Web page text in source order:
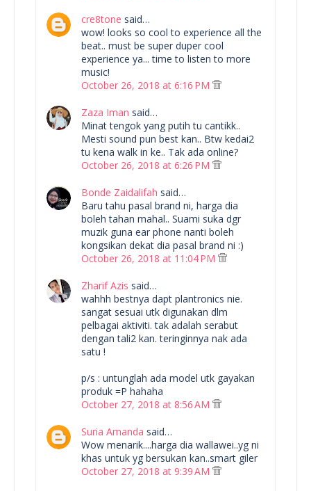
cre8tone said…
wow! looks so cool to experience all the
beat.. must be super duper cool
experience ya... time to listen to more
music!
October 26, 2018 at 6:16 PM
Zaza Iman said…
Minat tengok yang putih tu cantikk..
Mesti sound pun best kan.. Btw kedai2
tu kena walk in ke.. Tak ada online?
October 26, 2018 at 6:26 PM
Bonde Zaidalifah said…
Baru tahu pasal brand ni, harga dia
boleh tahan mahal.. Suami suka dgr
muzik guna ear phone nanti boleh
kongsikan dekat dia pasal brand ni :)
October 26, 2018 at 11:04 PM
Zharif Azis said…
wahhh bestnya dapt plantronics nie.
sangat sesuai utk digunakan dlm
pelbagai aktiviti. tak adalah serabut
dengan tali2 kan. teringinnya nak ada
satu !
p/s : untunglah ada model utk gayakan
produk =P hahaha
October 27, 2018 at 8:56 AM
Suria Amanda said…
Wow menarik....harga dia wallawei..yg ni
khas untuk yg bersukan kan..smart giler
October 27, 2018 at 9:39 AM